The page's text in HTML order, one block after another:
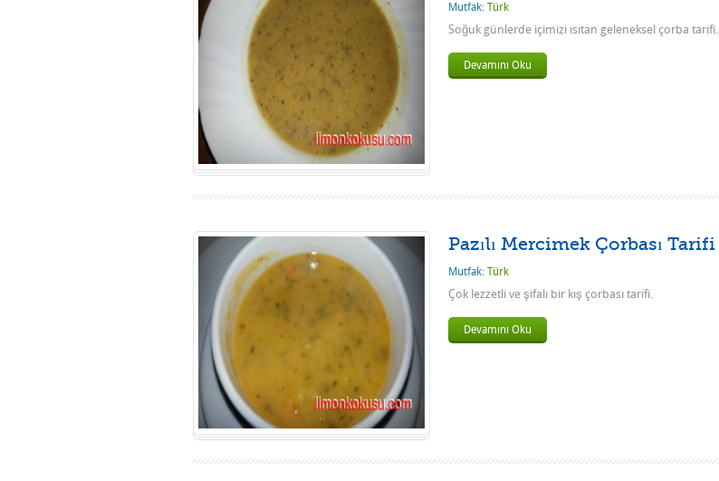
Mutfak: Türk
Soğuk günlerde içimizi ısıtan geleneksel çorba tarifi.
Devamını Oku
Pazılı Mercimek Çorbası Tarifi
Mutfak: Türk
Çok lezzetli ve şifalı bir kış çorbası tarifi.
Devamını Oku